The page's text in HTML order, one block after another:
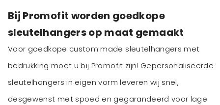
Bij Promofit worden goedkope
sleutelhangers op maat gemaakt
Voor goedkope custom made sleutelhangers met
bedrukking moet u bij Promofit zijn! Gepersonaliseerde
sleutelhangers in eigen vorm leveren wij snel,
desgewenst met spoed en gegarandeerd voor lage